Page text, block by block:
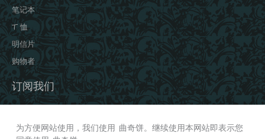
笔记本
T 恤
明信片
购物者
订阅我们
VKONTAKTE
为方便网站使用，我们使用 曲奇饼。继续使用本网站即表示您